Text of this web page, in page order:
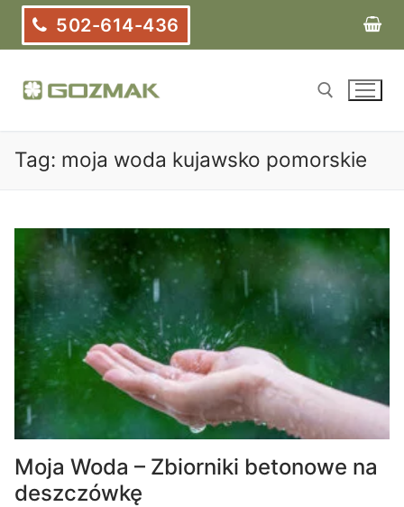
Przejdź
treści
502-614-436
Szukaj:
Tag: moja woda kujawsko pomorskie
Moja Woda – Zbiorniki betonowe na
deszczówkę